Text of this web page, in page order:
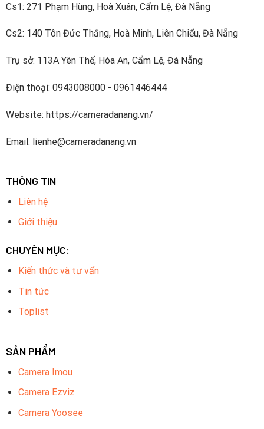
Cs1: 271 Phạm Hùng, Hoà Xuân, Cẩm Lệ, Đà Nẵng
Cs2: 140 Tôn Đức Thắng, Hoà Minh, Liên Chiểu, Đà Nẵng
Trụ sở: 113A Yên Thế, Hòa An, Cẩm Lệ, Đà Nẵng
Điện thoại: 0943008000 - 0961446444
Website: https://cameradanang.vn/
Email: lienhe@cameradanang.vn
THÔNG TIN
Liên hệ
Giới thiệu
CHUYÊN MỤC:
Kiến thức và tư vấn
Tin tức
Toplist
SẢN PHẨM
Camera Imou
Camera Ezviz
Camera Yoosee